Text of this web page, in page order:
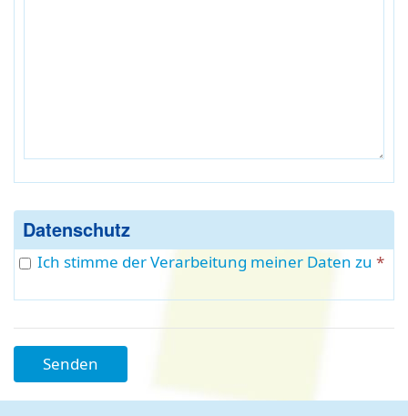
Datenschutz
Ich stimme der Verarbeitung meiner Daten zu